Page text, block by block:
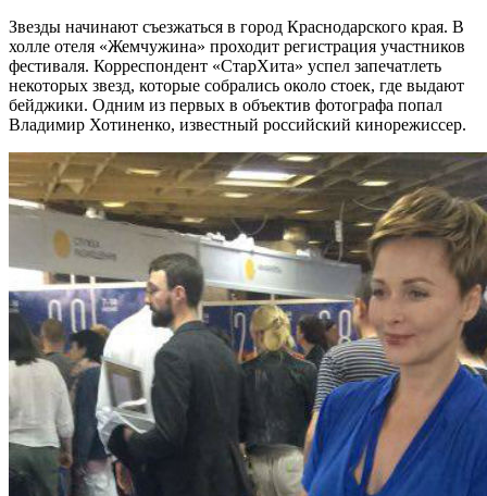
Звезды начинают съезжаться в город Краснодарского края. В
холле отеля «Жемчужина» проходит регистрация участников
фестиваля. Корреспондент «СтарХита» успел запечатлеть
некоторых звезд, которые собрались около стоек, где выдают
бейджики. Одним из первых в объектив фотографа попал
Владимир Хотиненко, известный российский кинорежиссер.